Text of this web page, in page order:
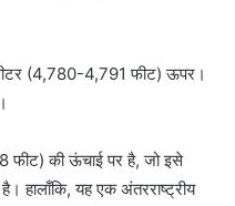
(4,780-4,791 फीट) ऊपर।
की ऊंचाई पर है, जो इसे
हालाँकि, यह एक अंतरराष्ट्रीय